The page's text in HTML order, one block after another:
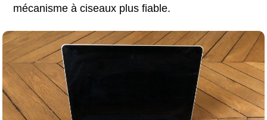
mécanisme à ciseaux plus fiable.